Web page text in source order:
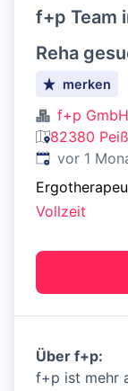
f+p Team
Reha
merken
f+p GmbH
82380
Veröffentlicht
vor 1
Vollzeit
Über f+p:
f+p ist mehr